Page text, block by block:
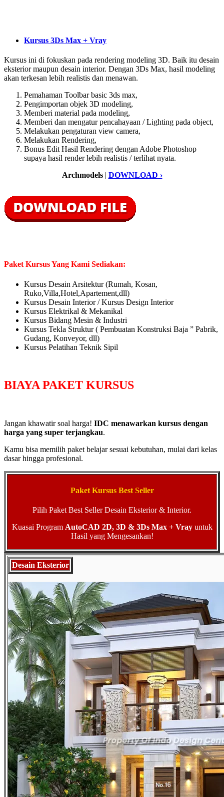
Kursus 3Ds Max + Vray
Kursus ini di fokuskan pada rendering modeling 3D. Baik itu desain
eksterior maupun desain interior. Dengan 3Ds Max, hasil modeling
akan terkesan lebih realistis dan menawan.
Pemahaman Toolbar basic 3ds max,
Pengimportan objek 3D modeling,
Memberi material pada modeling,
Memberi dan mengatur pencahayaan / Lighting pada object,
Melakukan pengaturan view camera,
Melakukan Rendering,
Bonus Edit Hasil Rendering dengan Adobe Photoshop
supaya hasil render lebih realistis / terlihat nyata.
Archmodels | DOWNLOAD ›
Paket Kursus Yang Kami Sediakan:
Kursus Desain Arsitektur (Rumah, Kosan,
Ruko,Villa,Hotel,Apartement,dll)
Kursus Desain Interior / Kursus Design Interior
Kursus Elektrikal & Mekanikal
Kursus Bidang Mesin & Industri
Kursus Tekla Struktur ( Pembuatan Konstruksi Baja ” Pabrik,
Gudang, Konveyor, dll)
Kursus Pelatihan Teknik Sipil
BIAYA PAKET KURSUS
Jangan khawatir soal harga! IDC menawarkan kursus dengan
harga yang super terjangkau.
Kamu bisa memilih paket belajar sesuai kebutuhan, mulai dari kelas
dasar hingga profesional.
Paket Kursus Best Seller
Pilih Paket Best Seller Desain Eksterior & Interior.
Kuasai Program AutoCAD 2D, 3D & 3Ds Max + Vrayuntuk
Hasil yang Mengesankan!
Desain Eksterior